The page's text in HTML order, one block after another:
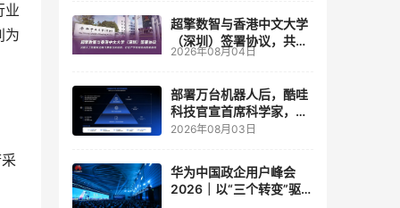
业
为
管理
超擎数智与香港中文大学
（深圳）签署协议，共建
人工智能和边缘计算联合
2026年08月04日
部署万台机器人后，酷哇
科技官宣首席科学家，要
让世界模型交付生产力
2026年08月03日
华为中国政企用户峰会
2026｜以“三个转变”驱动